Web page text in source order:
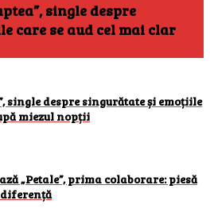
single despre
care se aud cel mai clar
single despre singurătate și emoțiile
miezul nopții
„Petale”, prima colaborare: piesă